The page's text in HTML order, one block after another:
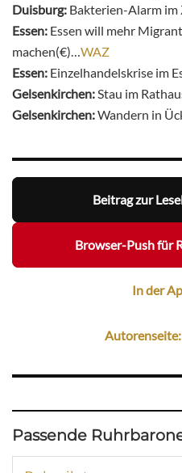
Duisburg: Bakterien-Alarm im
Essen: Essen will mehr
machen(€)… WAZ
Essen: Einzelhandelskrise im
Gelsenkirchen: Stau im
Gelsenkirchen:Wandern in
Beitrag zur
Browser-Push für
In der
Passende